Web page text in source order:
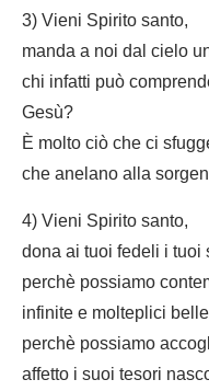
3) Vieni Spirito santo,
manda a noi dal cielo
chi infatti può
Gesù?
È molto ciò che ci
che anelano alla
4) Vieni Spirito santo,
dona ai tuoi fedeli i
perchè possiamo
infinite e molteplici
perchè possiamo
affetto i suoi tesori